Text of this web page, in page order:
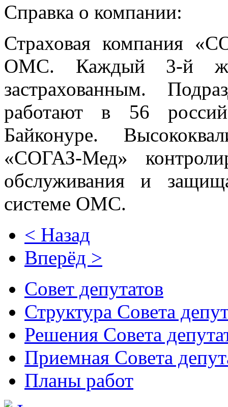
Справка о компании:
Страховая компания
ОМС. Каждый 3-й
застрахованным.
работают в 56
Байконуре.
«СОГАЗ-Мед»
обслуживания и
системе ОМС.
< Назад
Вперёд >
Совет депутатов
Структура Совета
Решения Совета
Приемная Совета
Планы работ